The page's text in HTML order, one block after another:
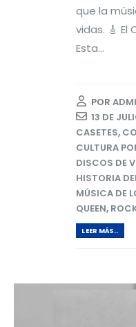
que la
vidas. 🎸 El
Esta...
POR
13 DE
CASETES,
CULTURA
DISCOS DE
HISTORIA
MÚSICA DE
QUEEN,
LEER MÁS..